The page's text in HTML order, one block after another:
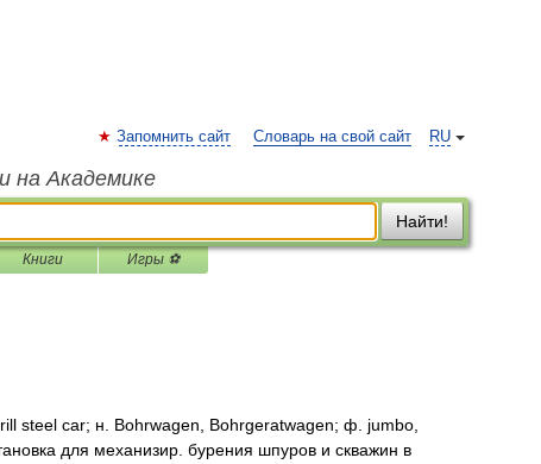
RU
Запомнить сайт Словарь на свой сайт
на Академике
Найти!
Книги Игры ⚽
car; н. Bohrwagen, Bohrgeratwagen; ф. jumbo,
для механизир. бурения шпуров и скважин в